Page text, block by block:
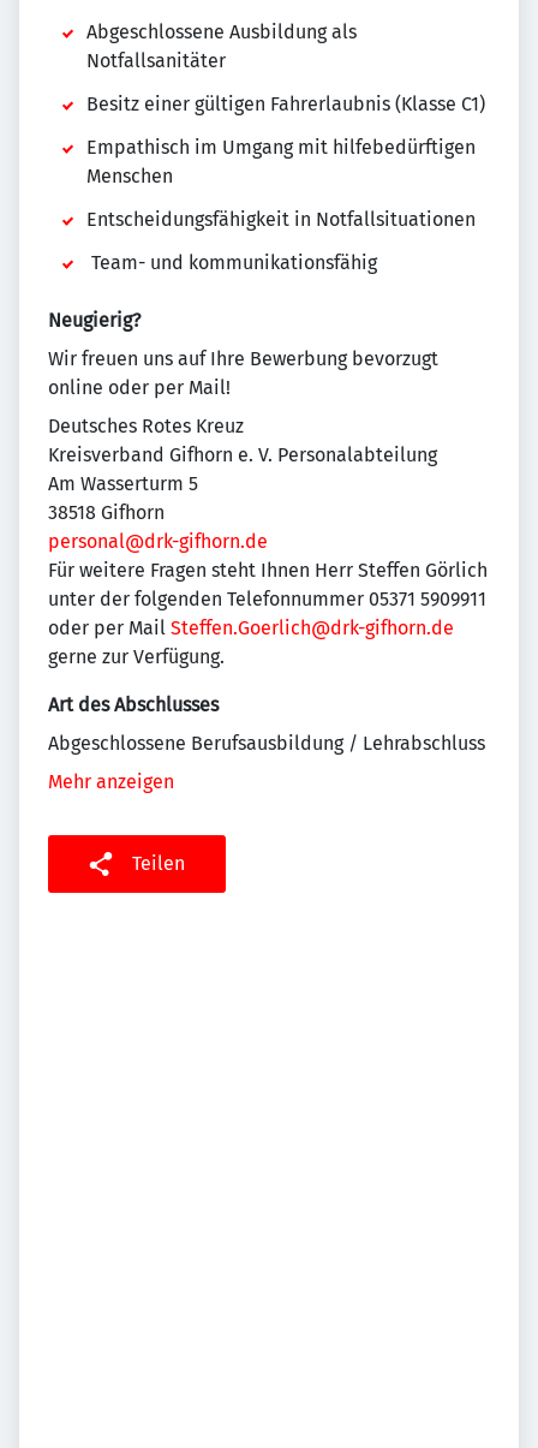
Abgeschlossene Ausbildung als
Notfallsanitäter
Besitz einer gültigen Fahrerlaubnis (Klasse C1)
Empathisch im Umgang mit hilfebedürftigen
Menschen
Entscheidungsfähigkeit in Notfallsituationen
Team- und kommunikationsfähig
Neugierig?
Wir freuen uns auf Ihre Bewerbung bevorzugt
online oder per Mail!
Deutsches Rotes Kreuz
Kreisverband Gifhorn e. V. Personalabteilung
Am Wasserturm 5
38518 Gifhorn
personal@drk-gifhorn.de
Für weitere Fragen steht Ihnen Herr Steffen Görlich
unter der folgenden Telefonnummer 05371 5909911
oder per Mail Steffen.Goerlich@drk-gifhorn.de
gerne zur Verfügung.
Art des Abschlusses
Abgeschlossene Berufsausbildung / Lehrabschluss
Mehr anzeigen
Teilen